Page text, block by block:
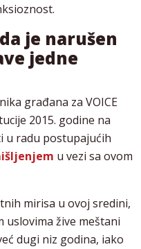
je narušen
jedne
građana za VOICE
2015. godine na
u radu postupajućih
u vezi sa ovom
mirisa u ovoj sredini,
uslovima žive meštani
dugi niz godina, iako